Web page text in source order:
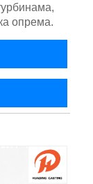
опрема.